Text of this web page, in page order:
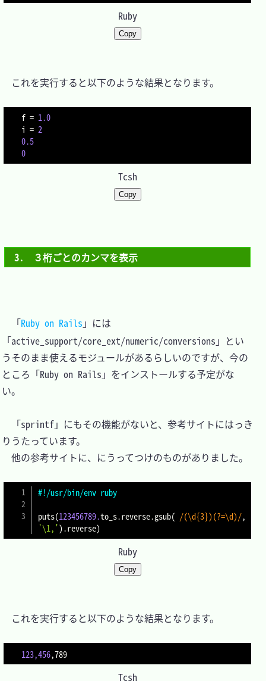
Ruby
Copy
これを実行すると以下のような結果となります。
f = 1.0
i = 2
0.5
0
Tcsh
Copy
3.　３桁ごとのカンマを表示
「Ruby on Rails 」には
「active_support/core_ext/numeric/conversions」とい
うそのまま使えるモジュールがあるらしいのですが、今の
ところ「Ruby on Rails」をインストールする予定がな
い。
「sprintf」にもその機能がないと、参考サイトにはっき
りうたっています。
他の参考サイトに、にうってつけのものがありました。
#!/usr/bin/env ruby
puts(123456789.to_s.reverse.gsub( /(\d{3})(?=\d)/,
'\1,').reverse)
Ruby
Copy
これを実行すると以下のような結果となります。
123,456
Tcsh